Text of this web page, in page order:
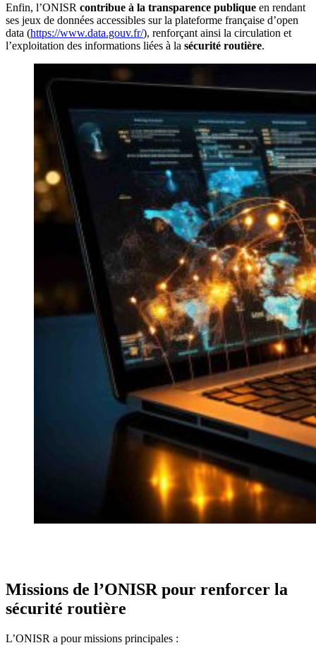
Enfin, l’ONISR contribue à la transparence publique en rendant
ses jeux de données accessibles sur la plateforme française d’open
data (https://www.data.gouv.fr/), renforçant ainsi la circulation et
l’exploitation des informations liées à la sécurité routière.
Missions de l’ONISR pour renforcer la
sécurité routière
L’ONISR a pour missions principales :